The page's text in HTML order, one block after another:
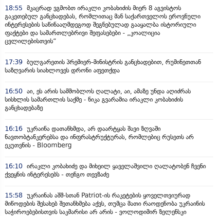
18:55 მკაცრად ვგმობთ ირაკლი კობახიძის მიერ 8 აგვისტოს
გაკეთებულ განცხადებას, რომლითაც მან საქართველოს ეროვნული
ინტერესების საწინააღმდეგოდ შეგნებულად გააყალბა ისტორიული
ფაქტები და სამართლებრივი შეფასებები - „კოალიცია
ცვლილებისთვის“
17:39 ბულგარეთის პრემიერ-მინისტრის განცხადებით, რუმინეთთან
საზღვარის სიახლოვეს დრონი აფეთქდა
16:50 აი, ეს არის სამშობლოს ღალატი, აი, ამაზე უნდა აღიძრას
სისხლის სამართლის საქმე - ნიკა გვარამია ირაკლი კობახიძის
განცხადებაზე
16:16 უკრაინა დათანხმდა, არ დაარტყას შავი ზღვაში
ნავთობტანკერებსა და ინფრასტრუქტურას, რომლებიც რუსეთს არ
ეკუთვნის - Bloomberg
16:10 ირაკლი კობახიძე და მიხეილ ყაველაშვილი ღალატობენ ჩვენი
ქვეყნის ინტერესებს - თენგო თევზაძე
15:58 უკრაინას აშშ-სთან Patriot-ის რაკეტების ყოველთვიურად
მიწოდების შესახებ შეთანხმება აქვს, თუმცა მათი რაოდენობა უკრაინის
საჭიროებებისთვის საკმარისი არ არის - ვოლოდიმირ ზელენსკი